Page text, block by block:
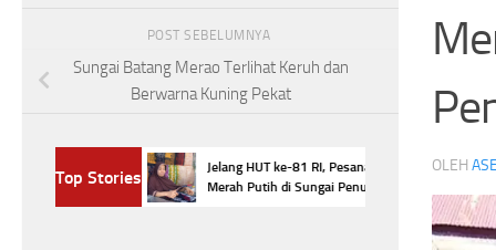
OLEH
POST SEBELUMNYA
Sungai Batang Merao Terlihat Keruh dan
Berwarna Kuning Pekat
Top Stories
Penuh Anjlok
Jelang HUT ke-81 RI, Pesanan Batik
Merah Putih di Sungai Penuh Meningkat